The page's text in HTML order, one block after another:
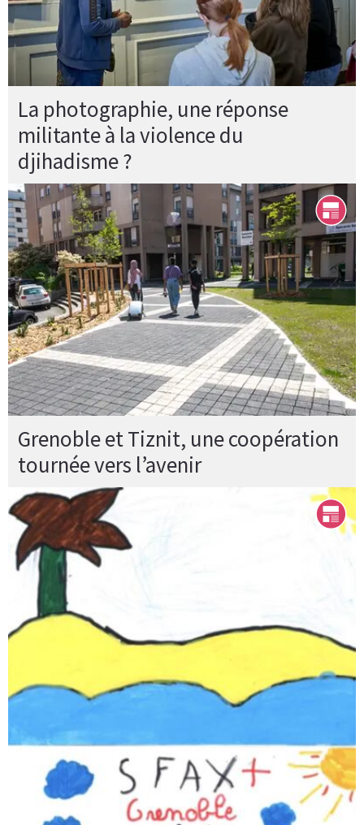
La photographie, une réponse
militante à la violence du
djihadisme ?
Grenoble et Tiznit, une coopération
tournée vers l’avenir